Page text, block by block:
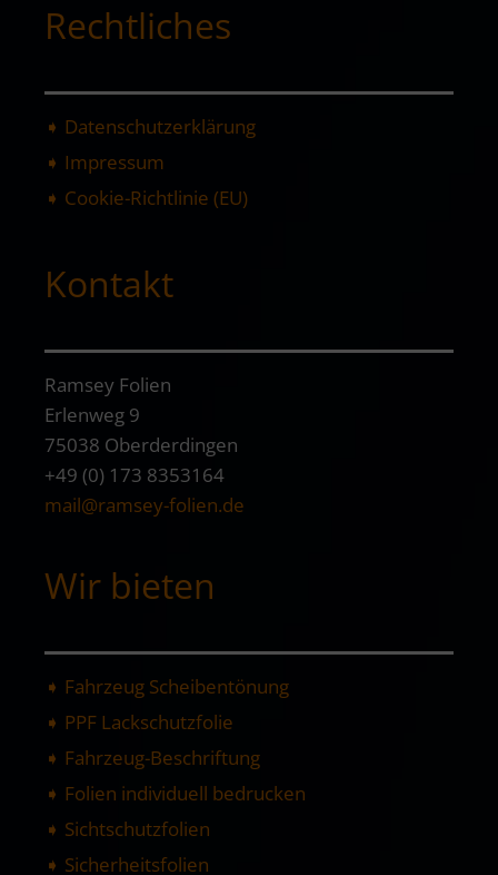
Rechtliches
➧ Datenschutzerklärung
➧ Impressum
➧ Cookie-Richtlinie (EU)
Kontakt
Ramsey Folien
Erlenweg 9
75038 Oberderdingen
+49 (0) 173 8353164
mail@ramsey-folien.de
Wir bieten
➧ Fahrzeug Scheibentönung
➧ PPF Lackschutzfolie
➧ Fahrzeug-Beschriftung
➧ Folien individuell bedrucken
➧ Sichtschutzfolien
➧ Sicherheitsfolien